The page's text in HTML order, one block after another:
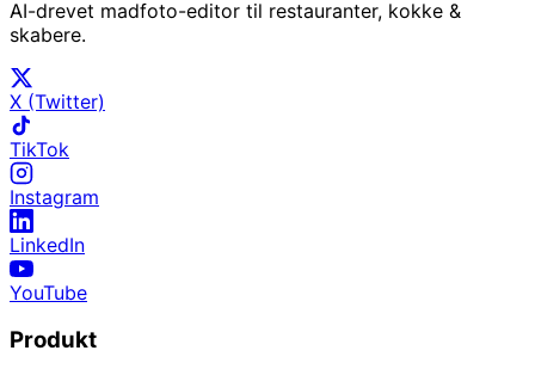
AI-drevet madfoto-editor til restauranter, kokke &
skabere.
X (Twitter)
TikTok
Instagram
LinkedIn
YouTube
Produkt